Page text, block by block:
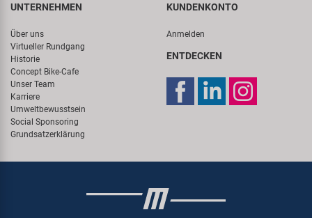
UNTERNEHMEN
Über uns
Virtueller Rundgang
Historie
Concept Bike-Cafe
Unser Team
Karriere
Umweltbewusstsein
Social Sponsoring
Grundsatzerklärung
KUNDENKONTO
Anmelden
ENTDECKEN